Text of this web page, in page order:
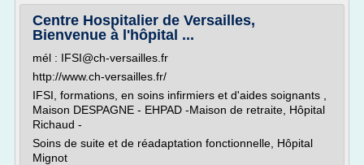
Centre Hospitalier de Versailles,
Bienvenue à l'hôpital ...
mél : IFSI@ch-versailles.fr
http://www.ch-versailles.fr/
IFSI, formations, en soins infirmiers et d'aides soignants ,
Maison DESPAGNE - EHPAD -Maison de retraite, Hôpital
Richaud -
Soins de suite et de réadaptation fonctionnelle, Hôpital
Mignot